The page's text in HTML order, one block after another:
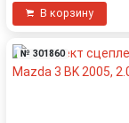
В корзину
№ 301860